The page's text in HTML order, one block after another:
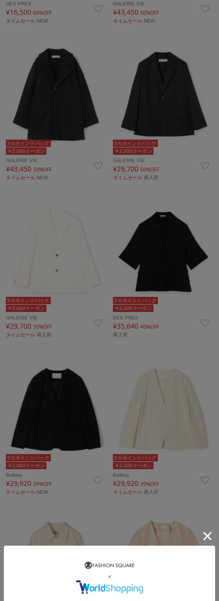
DES PRES
¥16,500 69%OFF
タイムセール NEW
GALERIE VIE
¥43,450 50%OFF
タイムセール NEW
￥2,000クーポン
5％ポイントバック
GALERIE VIE
¥43,450 50%OFF
タイムセール NEW
￥2,000クーポン
5％ポイントバック
GALERIE VIE
¥29,70050%OFF
タイムセール再入荷
￥2,000クーポン
5％ポイントバック
GALERIE VIE
¥29,700 50%OFF
タイムセール 再入荷
￥2,000クーポン
5％ポイントバック
DES PRES
¥35,64040%OFF
再入荷
￥2,000クーポン
5％ポイントバック
Ballsey
¥29,920 39%OFF
タイムセール NEW
￥2,000クーポン
5％ポイントバック
Ballsey
¥29,92039%OFF
タイムセール再入荷